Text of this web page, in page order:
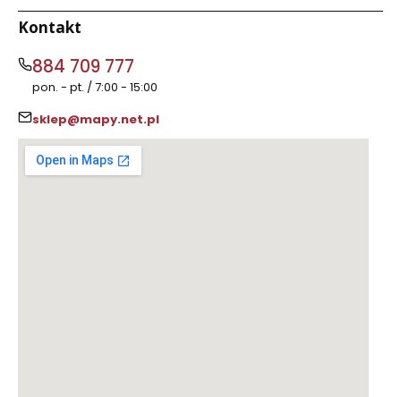
Kontakt
884 709 777
pon. - pt. / 7:00 - 15:00
sklep@mapy.net.pl